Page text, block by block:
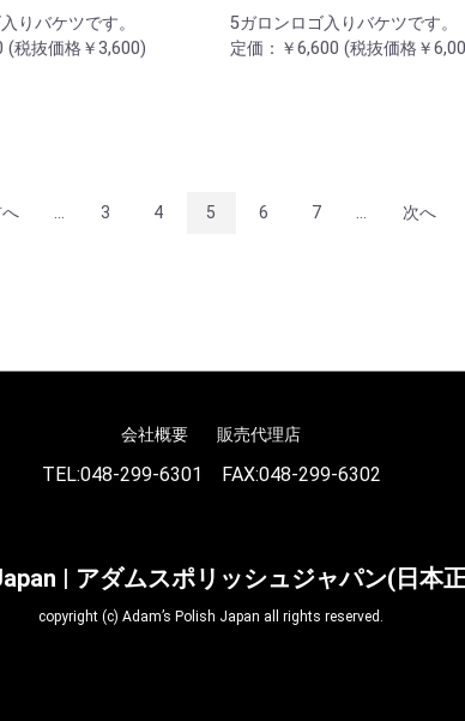
りバケツです。
(税抜価格￥3,600)
5ガロンロゴ入りバケツです。
定価：￥6,600 (税抜価格￥
3 4 5 6 7 次へ
会社概要 販売代理店
TEL:048-299-6301 FAX:048-299-6302
| アダムスポリッシュジャパン(日本
copyright (c) Adam’s Polish Japan all rights reserved.